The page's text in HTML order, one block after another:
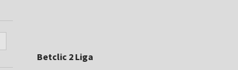
Betclic 2 Liga